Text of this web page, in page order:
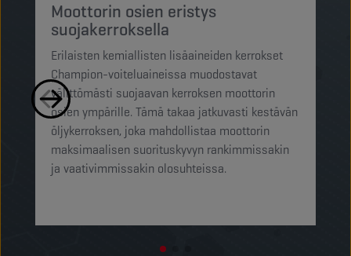
Moottorin osien eristys
suojakerroksella
Erilaisten kemiallisten lisäaineiden kerrokset
Champion-voiteluaineissa muodostavat
välittömästi suojaavan kerroksen moottorin
osien ympärille. Tämä takaa jatkuvasti kestävän
öljykerroksen, joka mahdollistaa moottorin
maksimaalisen suorituskyvyn rankimmissakin
ja vaativimmissakin olosuhteissa.